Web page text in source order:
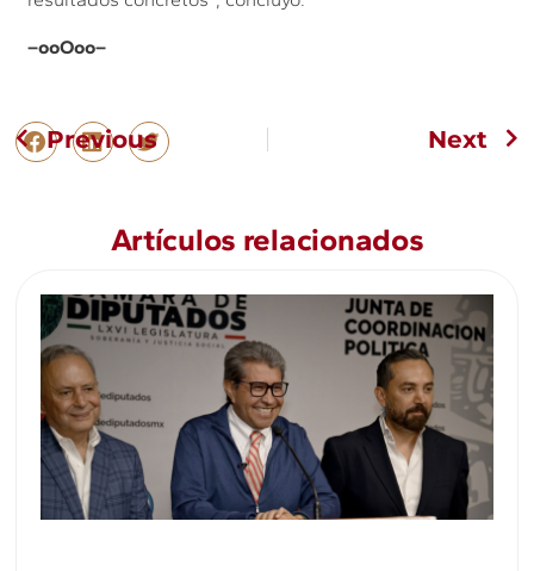
–ooOoo–
Previous Next
Artículos relacionados